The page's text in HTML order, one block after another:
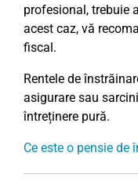
profesional, trebuie
acest caz, vă
fiscal.
Rentele de
asigurare sau
întreținere pură.
Ce este o pensie de